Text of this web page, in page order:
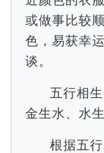
或做事比较
色，易获幸
谈。
五行相
金生水、水生
根据五